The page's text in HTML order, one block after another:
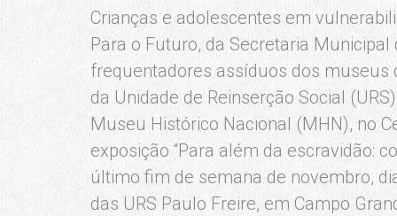
Crianças e adolescentes em
Para o Futuro, da Secretaria
frequentadores assíduos dos museus
da Unidade de Reinserção Social
Museu Histórico Nacional (MHN), no
exposição “Para além da escravidão:
último fim de semana de novembro,
das URS Paulo Freire, em Campo